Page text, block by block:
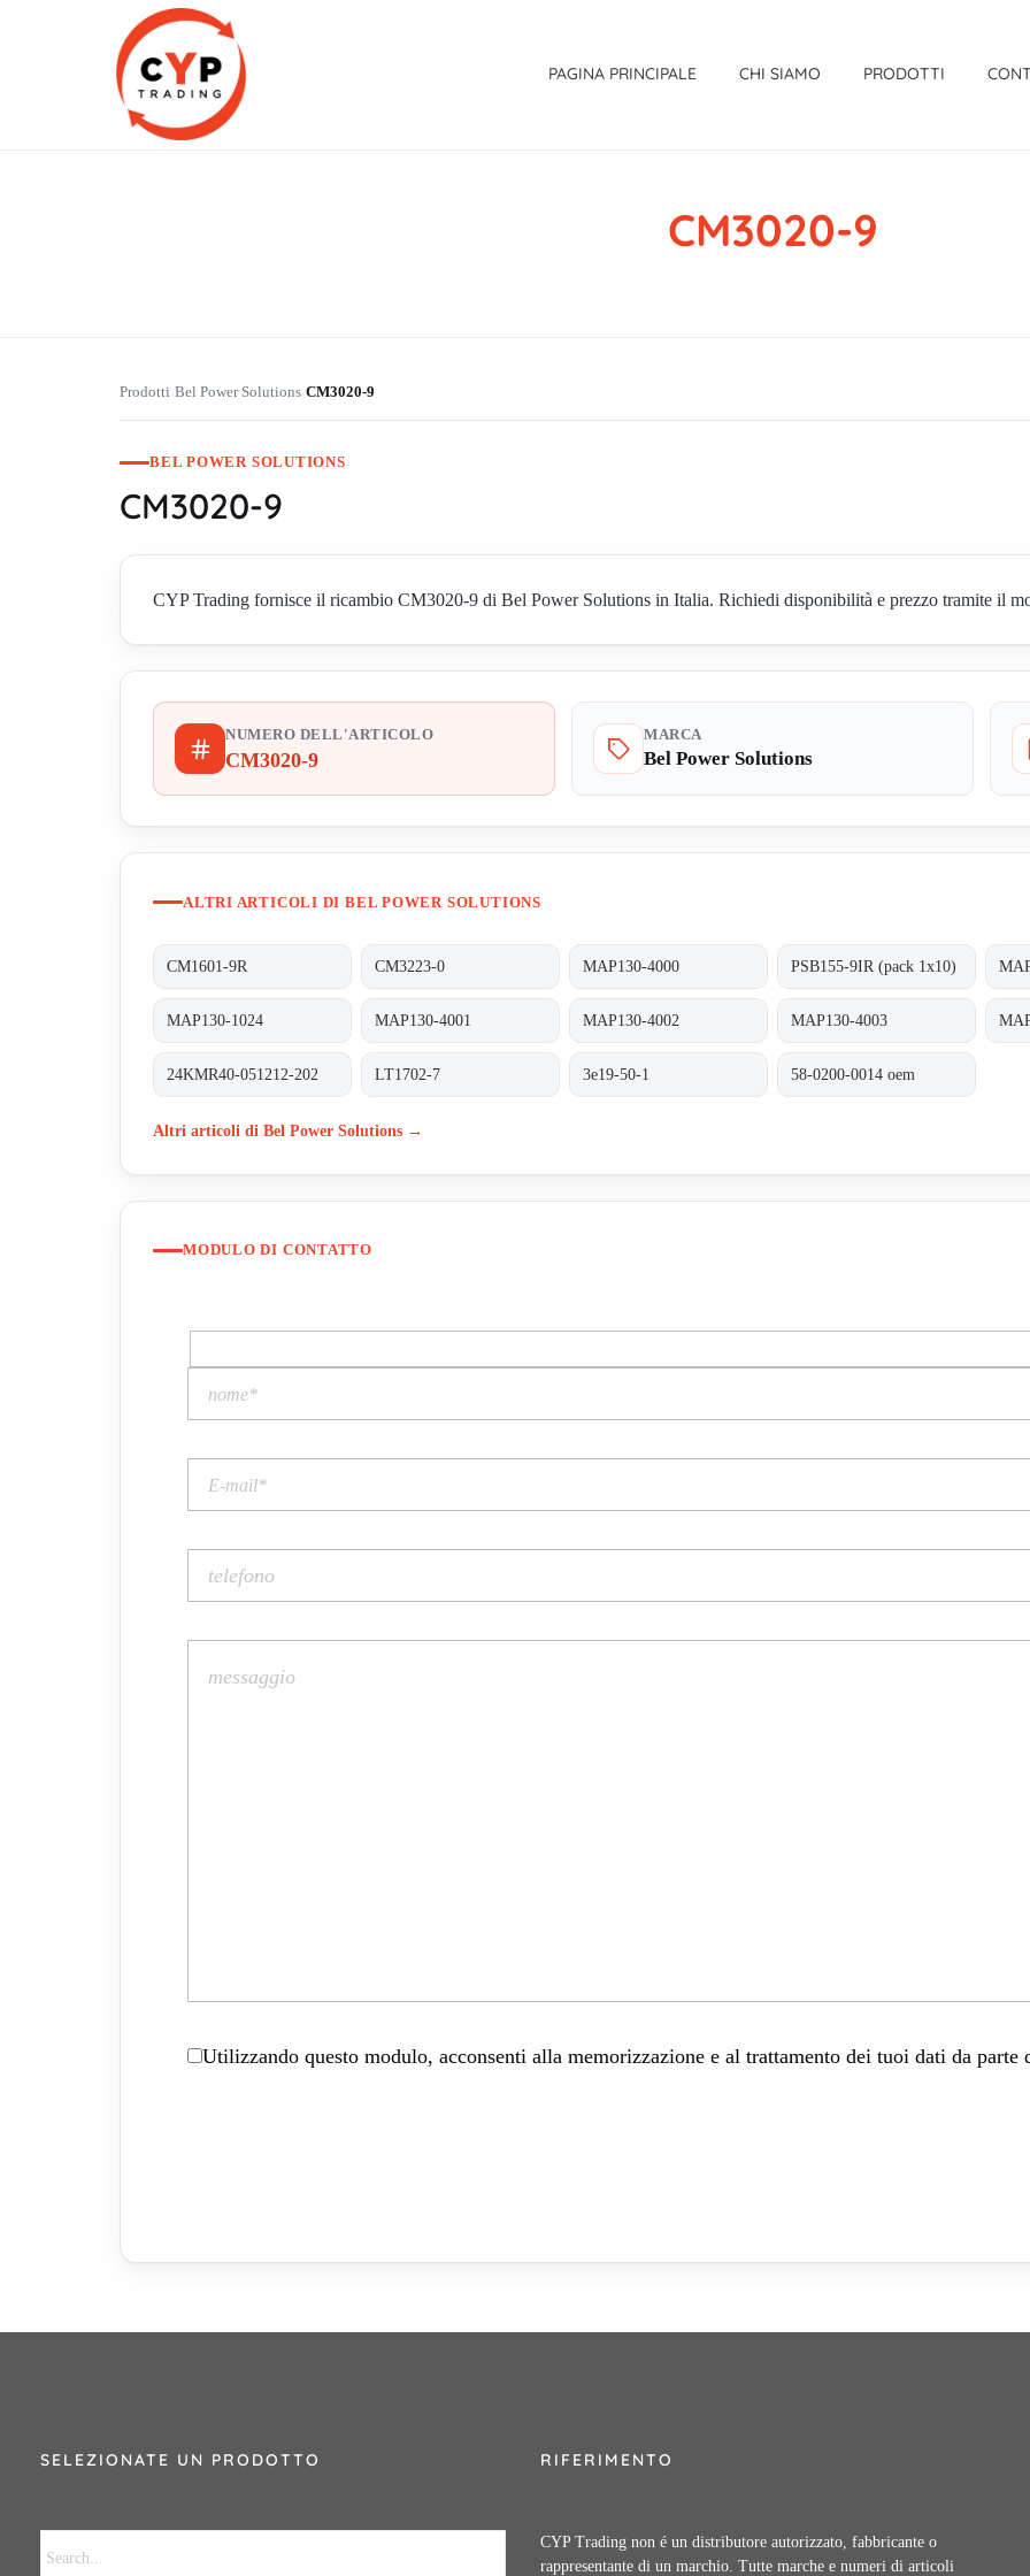
PAGINA PRINCIPALE CHI SIAMO PRODOTTI
CM3020-9
Prodotti›Bel Power Solutions›CM3020-9
BEL POWER SOLUTIONS
CM3020-9
CYP Trading fornisce il ricambio CM3020-9 di Bel Power Solutions in Italia. Richiedi disponibilità e prezzo tramite il
NUMERO DELL'ARTICOLO
CM3020-9
MARCA
Bel Power Solutions
ALTRI ARTICOLI DI BEL POWER SOLUTIONS
CM1601-9R CM3223-0 MAP130-4000 PSB155-9IR (pack 1x10)
MAP130-1024 MAP130-4001 MAP130-4002 MAP130-4003
24KMR40-051212-202 LT1702-7 3e19-50-1 58-0200-0014 oem
Altri articoli di Bel Power Solutions →
MODULO DI CONTATTO
Utilizzando questo modulo, acconsenti alla memorizzazione e al trattamento dei tuoi dati da parte
SELEZIONATE UN PRODOTTO RIFERIMENTO
CYP Trading non é un distributore autorizzato, fabbricante o
rappresentante di un marchio. Tutte marche e numeri di articoli